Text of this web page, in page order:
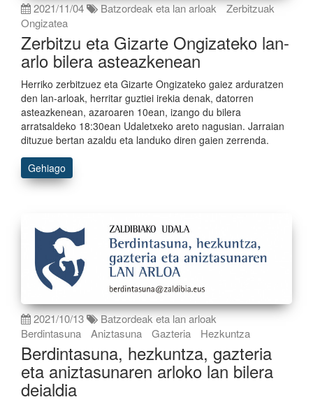
2021/11/04 Batzordeak eta lan arloak
Zerbitzuak
Ongizatea
Zerbitzu eta Gizarte Ongizateko lan-
arlo bilera asteazkenean
Herriko zerbitzuez eta Gizarte Ongizateko gaiez arduratzen
den lan-arloak, herritar guztiei irekia denak, datorren
asteazkenean, azaroaren 10ean, izango du bilera
arratsaldeko 18:30ean Udaletxeko areto nagusian. Jarraian
dituzue bertan azaldu eta landuko diren gaien zerrenda.
Gehiago
2021/10/13
Batzordeak eta lan arloak
Berdintasuna
Aniztasuna Gazteria Hezkuntza
Berdintasuna, hezkuntza, gazteria
eta aniztasunaren arloko lan bilera
deialdia